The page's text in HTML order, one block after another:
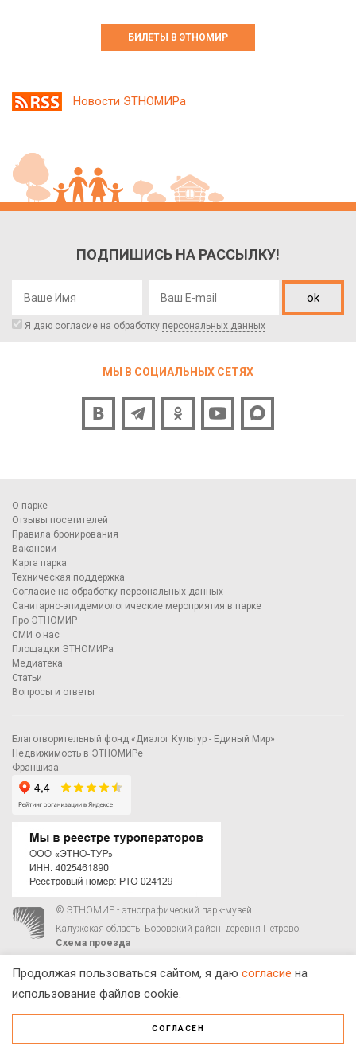
БИЛЕТЫ В ЭТНОМИР
Новости ЭТНОМИРа
ПОДПИШИСЬ НА РАССЫЛКУ!
ok
Я даю согласие на обработку персональных данных
МЫ В СОЦИАЛЬНЫХ СЕТЯХ
О парке
Отзывы посетителей
Правила бронирования
Вакансии
Карта парка
Техническая поддержка
Согласие на обработку персональных данных
Санитарно-эпидемиологические мероприятия в парке
Про ЭТНОМИР
СМИ о нас
Площадки ЭТНОМИРа
Медиатека
Статьи
Вопросы и ответы
Благотворительный фонд «Диалог Культур - Единый Мир»
Недвижимость в ЭТНОМИРе
Франшиза
© ЭТНОМИР - этнографический парк-музей
Калужская область, Боровский район, деревня Петрово.
Схема проезда
Продолжая пользоваться сайтом, я даю согласие на
использование файлов cookie.
СОГЛАСЕН